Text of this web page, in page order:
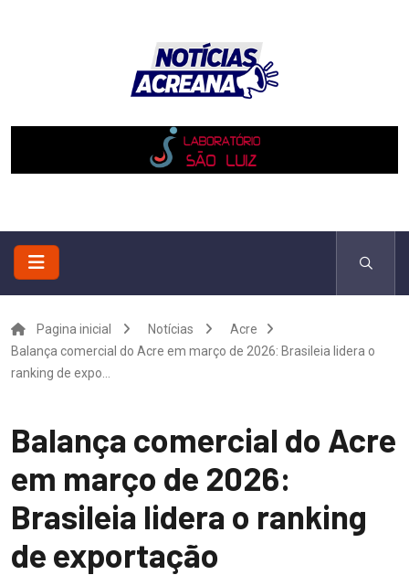
Pagina inicial Notícias
Acre
Balança comercial do Acre em março de 2026: Brasileia lidera o
ranking de expo...
Balança comercial do Acre
em março de 2026:
Brasileia lidera o ranking
de exportação